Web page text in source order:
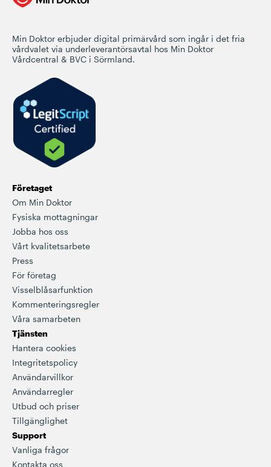
Min Doktor erbjuder digital primärvård som ingår i det fria
vårdvalet via underleverantörsavtal hos Min Doktor
Vårdcentral & BVC i Sörmland.
Företaget
Om Min Doktor
Fysiska mottagningar
Jobba hos oss
Vårt kvalitetsarbete
Press
För företag
Visselblåsarfunktion
Kommenteringsregler
Våra samarbeten
Tjänsten
Hantera cookies
Integritetspolicy
Användarvillkor
Användarregler
Utbud och priser
Tillgänglighet
Support
Vanliga frågor
Kontakta oss